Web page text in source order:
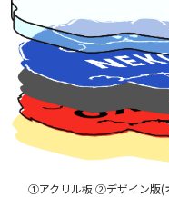
①アクリル板 ②デザイン版